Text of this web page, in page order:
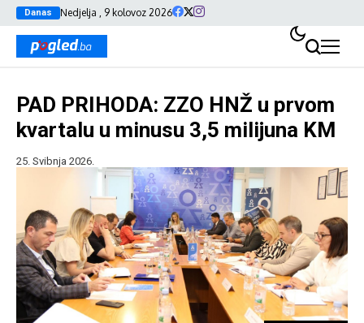
Danas Nedjelja , 9 kolovoz 2026
PAD PRIHODA: ZZO HNŽ u prvom
kvartalu u minusu 3,5 milijuna KM
25. Svibnja 2026.